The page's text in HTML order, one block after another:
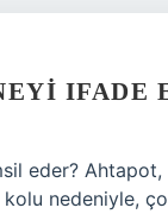
IFADE
eder? Ahtapot,
kolu nedeniyle,